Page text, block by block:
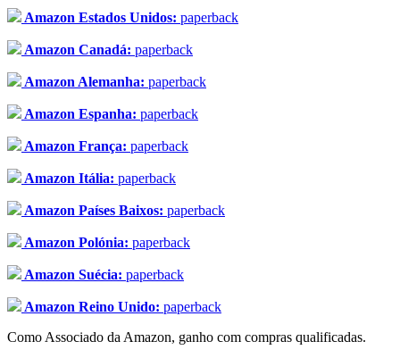
Amazon Estados Unidos: paperback
Amazon Canadá: paperback
Amazon Alemanha: paperback
Amazon Espanha: paperback
Amazon França: paperback
Amazon Itália: paperback
Amazon Países Baixos: paperback
Amazon Polónia: paperback
Amazon Suécia: paperback
Amazon Reino Unido: paperback
Como Associado da Amazon, ganho com compras qualificadas.